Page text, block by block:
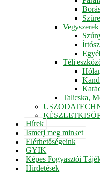
Vegyszerek
Téli
Talicska,
Hírek
Ismerj meg minket
Elérhetőségeink
GYIK
Képes Fogyasztói
Hirdetések